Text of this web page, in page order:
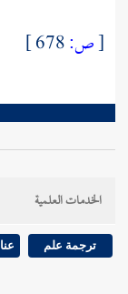
[ص:
الخدمات العلمية
ترجمة علم